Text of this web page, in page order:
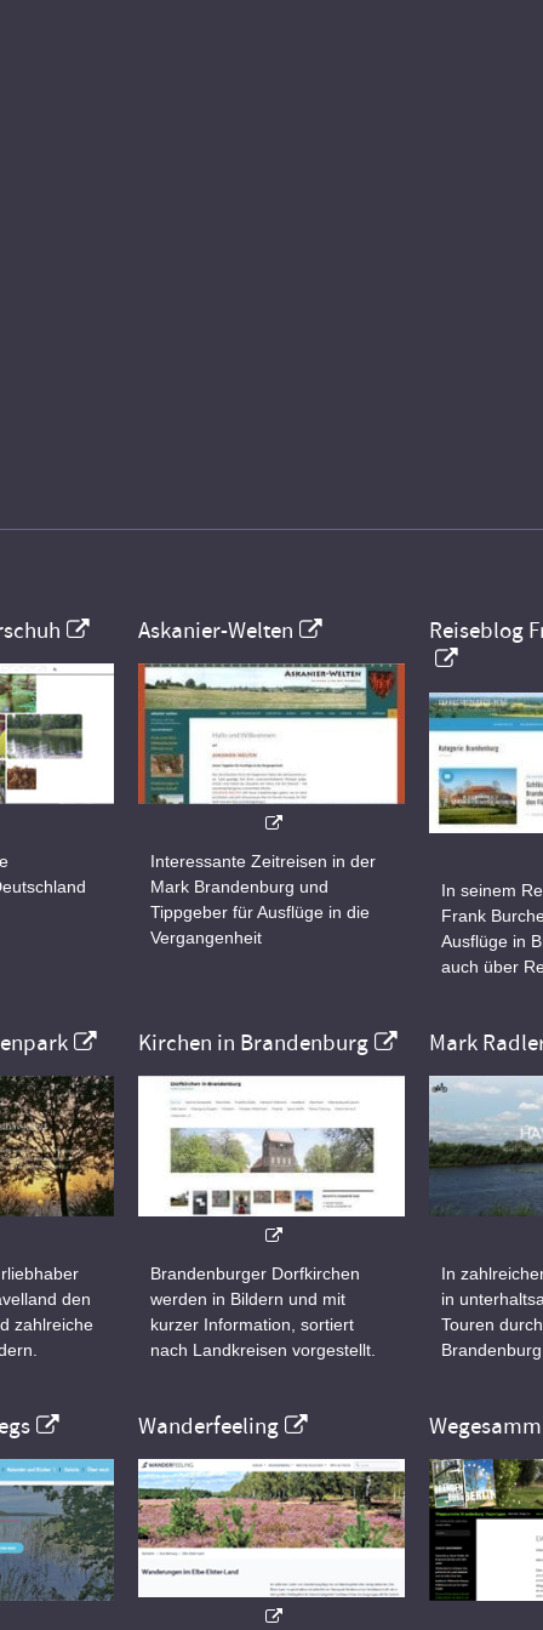
Askanier-Welten
Interessante Zeitreisen in der
Mark Brandenburg und
Tippgeber für Ausflüge in die
Vergangenheit
Reiseblog
In seinem
Frank
Ausflüge in
auch über
den
zahlreiche
Kirchen in Brandenburg
Brandenburger Dorfkirchen
werden in Bildern und mit
kurzer Information, sortiert
nach Landkreisen vorgestellt.
Mark
In
in
Touren
Wanderfeeling